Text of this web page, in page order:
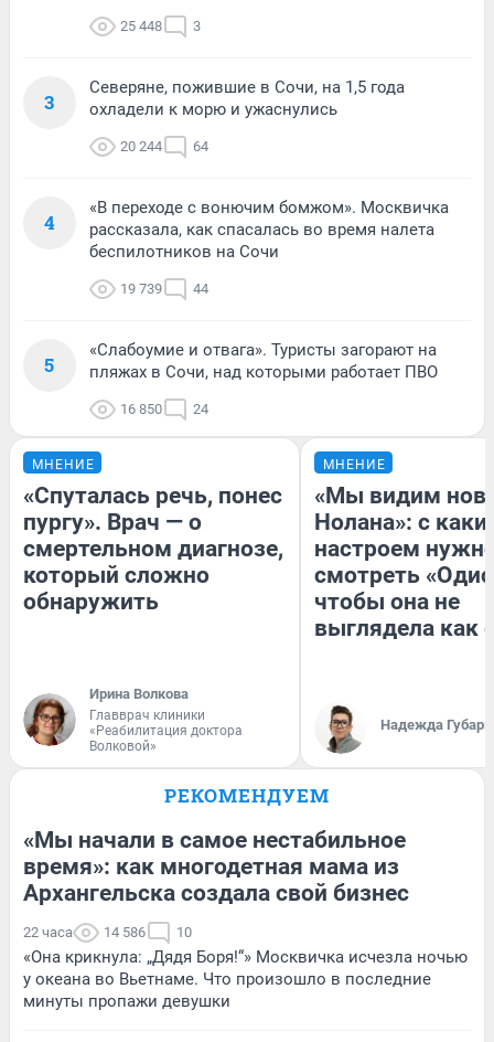
25 448 3
3
Северяне, пожившие в Сочи, на 1,5 года
охладели к морю и ужаснулись
20 244 64
4
«В переходе с вонючим бомжом». Москвичка
рассказала, как спасалась во время налета
беспилотников на Сочи
19 739 44
5
«Слабоумие и отвага». Туристы загорают на
пляжах в Сочи, над которыми работает ПВО
16 850 24
МНЕНИЕ
«Спуталась речь, понес
пургу». Врач — о
смертельном диагнозе,
который сложно
обнаружить
Ирина Волкова
Главврач клиники
«Реабилитация доктора
Волковой»
МНЕНИЕ
«Мы видим
Нолана»: с
настроем
смотреть
чтобы она не
выглядела как
Надежда Губарь
РЕКОМЕНДУЕМ
«Мы начали в самое нестабильное
время»: как многодетная мама из
Архангельска создала свой бизнес
22 часа 14 586 10
«Она крикнула: „Дядя Боря!“» Москвичка исчезла ночью
у океана во Вьетнаме. Что произошло в последние
минуты пропажи девушки